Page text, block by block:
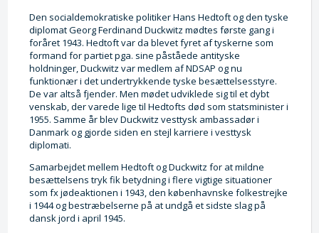
Den socialdemokratiske politiker Hans Hedtoft og den tyske
diplomat Georg Ferdinand Duckwitz mødtes første gang i
foråret 1943. Hedtoft var da blevet fyret af tyskerne som
formand for partiet pga. sine påståede antityske
holdninger, Duckwitz var medlem af NDSAP og nu
funktionær i det undertrykkende tyske besættelsesstyre.
De var altså fjender. Men mødet udviklede sig til et dybt
venskab, der varede lige til Hedtofts død som statsminister i
1955. Samme år blev Duckwitz vesttysk ambassadør i
Danmark og gjorde siden en stejl karriere i vesttysk
diplomati.
Samarbejdet mellem Hedtoft og Duckwitz for at mildne
besættelsens tryk fik betydning i flere vigtige situationer
som fx jødeaktionen i 1943, den københavnske folkestrejke
i 1944 og bestræbelserne på at undgå et sidste slag på
dansk jord i april 1945.